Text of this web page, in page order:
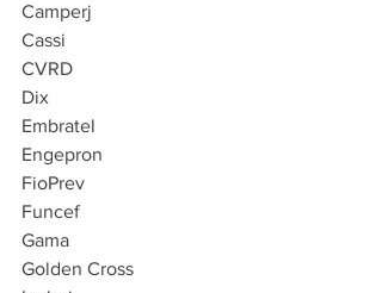
Camperj
Cassi
CVRD
Dix
Embratel
Engepron
FioPrev
Funcef
Gama
Golden Cross